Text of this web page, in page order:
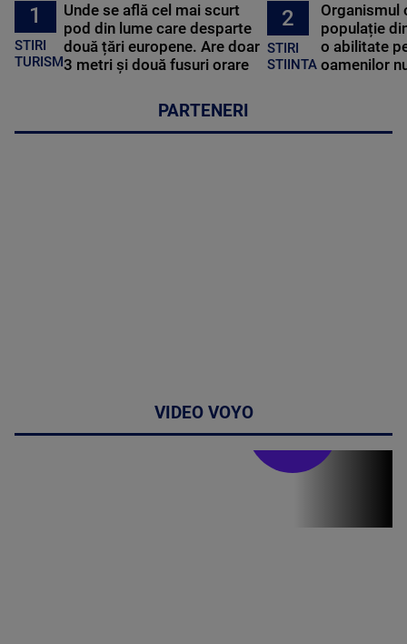
1
STIRI
TURISM
Unde se află cel mai scurt
pod din lume care desparte
două țări europene. Are doar
3 metri și două fusuri orare
2
STIRI
STIINTA
Organismul
populație
o abilitate
oamenilor
PARTENERI
VIDEO VOYO